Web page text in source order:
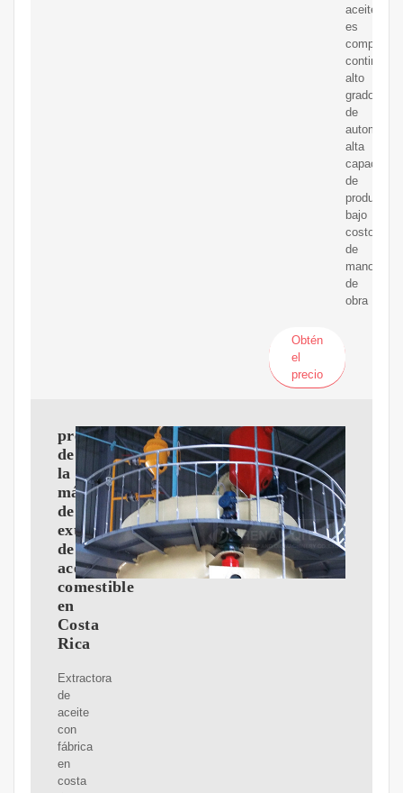
aceite
es
continuo,
alto
grado
de
alta
capacidad
de
bajo
costo
de
mano
de
obra
Obtén
el
precio
precio
de
la
máquina
de
extracción
de
aceite
comestible
en
Costa
Rica
Extractora
de
aceite
con
fábrica
en
costa